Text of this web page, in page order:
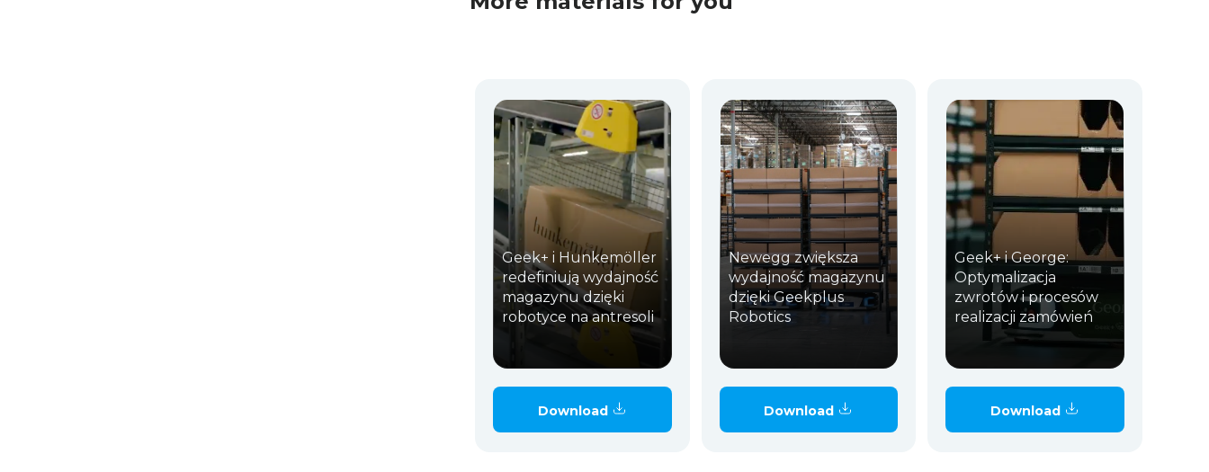
Geek+ i Hunkemöller
redefiniują wydajność
magazynu dzięki
robotyce na antresoli
Download
Newegg zwiększa
wydajność magazynu
dzięki Geekplus
Robotics
Download
Geek+ i George:
Optymalizacja
zwrotów i procesów
realizacji zamówień
Download